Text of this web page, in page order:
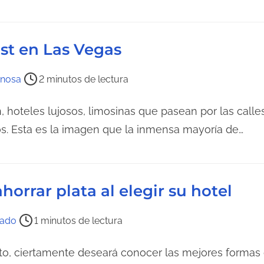
en Las Vegas
2 minutos de lectura
hoteles lujosos, limosinas que pasean por las
Esta es la imagen que la inmensa mayoría de…
plata al elegir su hotel
1 minutos de lectura
ciertamente deseará conocer las mejores